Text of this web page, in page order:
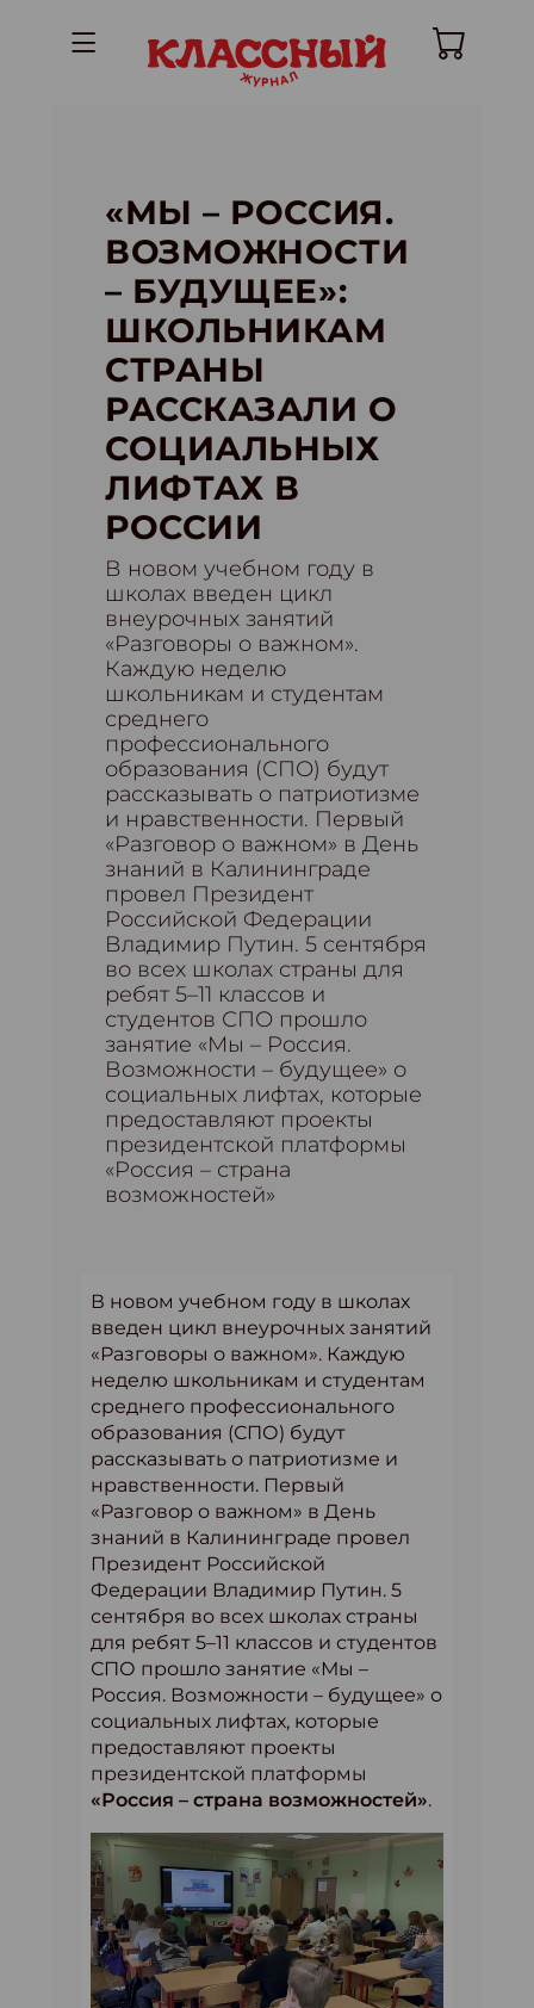
«МЫ – РОССИЯ.
ВОЗМОЖНОСТИ
– БУДУЩЕЕ»:
ШКОЛЬНИКАМ
СТРАНЫ
РАССКАЗАЛИ О
СОЦИАЛЬНЫХ
ЛИФТАХ В
РОССИИ
В новом учебном году в
школах введен цикл
внеурочных занятий
«Разговоры о важном».
Каждую неделю
школьникам и студентам
среднего
профессионального
образования (СПО) будут
рассказывать о патриотизме
и нравственности. Первый
«Разговор о важном» в День
знаний в Калининграде
провел Президент
Российской Федерации
Владимир Путин. 5 сентября
во всех школах страны для
ребят 5–11 классов и
студентов СПО прошло
занятие «Мы – Россия.
Возможности – будущее» о
социальных лифтах, которые
предоставляют проекты
президентской платформы
«Россия – страна
возможностей»
В новом учебном году в школах
введен цикл внеурочных занятий
«Разговоры о важном». Каждую
неделю школьникам и студентам
среднего профессионального
образования (СПО) будут
рассказывать о патриотизме и
нравственности. Первый
«Разговор о важном» в День
знаний в Калининграде провел
Президент Российской
Федерации Владимир Путин. 5
сентября во всех школах страны
для ребят 5–11 классов и студентов
СПО прошло занятие «Мы –
Россия. Возможности – будущее» о
социальных лифтах, которые
предоставляют проекты
президентской платформы
«Россия – страна возможностей».